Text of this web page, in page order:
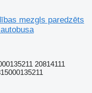
mezgls paredzēts
20814111